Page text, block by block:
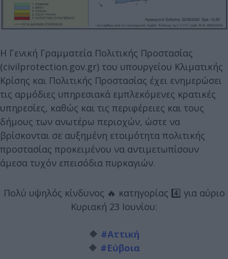
Η Γενική Γραμματεία Πολιτικής Προστασίας
(civilprotection.gov.gr) του υπουργείου Κλιματικής
Κρίσης και Πολιτικής Προστασίας έχει ενημερώσει
τις αρμόδιες υπηρεσιακά εμπλεκόμενες κρατικές
υπηρεσίες, καθώς και τις περιφέρειες και τους
δήμους των ανωτέρω περιοχών, ώστε να
βρίσκονται σε αυξημένη ετοιμότητα πολιτικής
προστασίας προκειμένου να αντιμετωπίσουν
άμεσα τυχόν επεισόδια πυρκαγιών.
Πολύ υψηλός κίνδυνος 🔥 κατηγορίας 4️⃣ για αύριο
Κυριακή 23 Ιουνίου:
🔶 #Αττική
🔶 #Εύβοια